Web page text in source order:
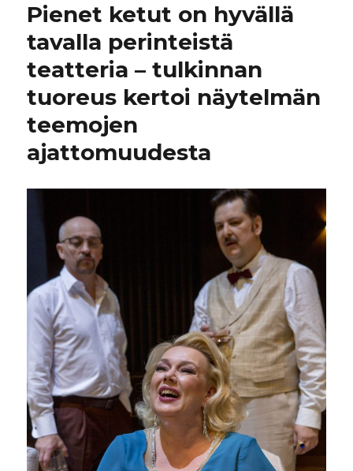
Pienet ketut on hyvällä
tavalla perinteistä
teatteria – tulkinnan
tuoreus kertoi näytelmän
teemojen
ajattomuudesta